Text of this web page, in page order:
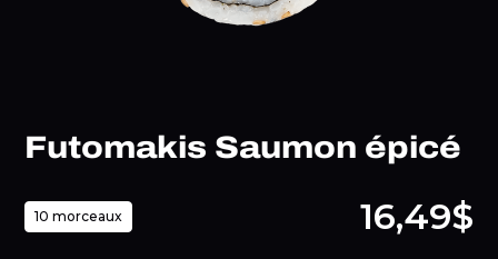
Futomakis Saumon épicé
10 morceaux 16,49$